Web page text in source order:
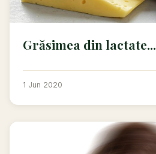
Grăsimea din lactate...
1 Jun 2020